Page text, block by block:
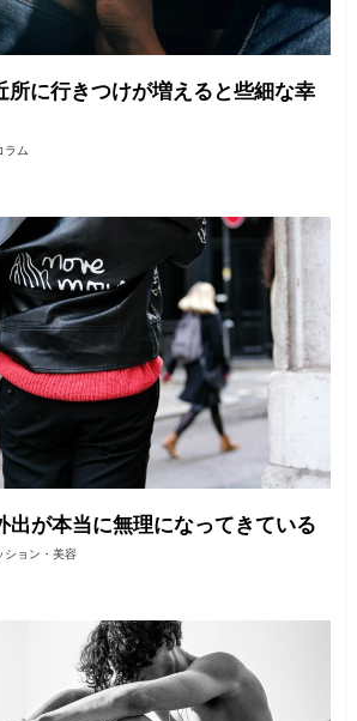
所に行きつけが増えると些細な幸
ラム
出が本当に無理になってきている
ション・美容